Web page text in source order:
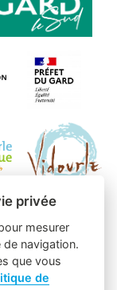
privée
mesurer
de navigation.
que vous
de